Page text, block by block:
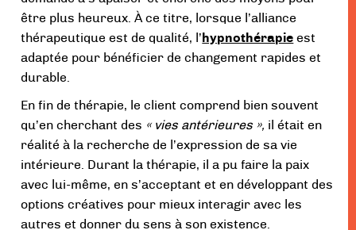
être plus heureux. À ce titre, lorsque l’alliance
thérapeutique est de qualité, l’ hypnothérapie est
adaptée pour bénéficier de changement rapides et
durable.
En fin de thérapie, le client comprend bien souvent
qu’en cherchant des « vies antérieures », il était en
réalité à la recherche de l’expression de sa vie
intérieure. Durant la thérapie, il a pu faire la paix
avec lui-même, en s’acceptant et en développant des
options créatives pour mieux interagir avec les
autres et donner du sens à son existence.